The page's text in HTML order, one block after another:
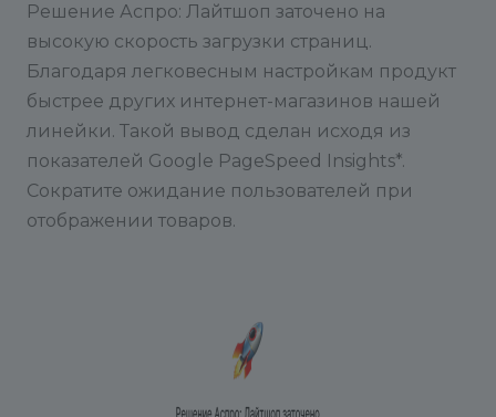
Решение Аспро: Лайтшоп заточено на
высокую скорость загрузки страниц.
Благодаря легковесным настройкам продукт
быстрее других интернет-магазинов нашей
линейки. Такой вывод сделан исходя из
показателей Google PageSpeed Insights*.
Сократите ожидание пользователей при
отображении товаров.